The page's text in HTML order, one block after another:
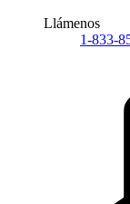
Llámenos
1-833-